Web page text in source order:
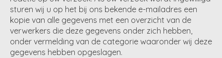
sturen wij u op het bij ons bekende e-mailadres een
kopie van alle gegevens met een overzicht van de
verwerkers die deze gegevens onder zich hebben,
onder vermelding van de categorie waaronder wij deze
gegevens hebben opgeslagen.